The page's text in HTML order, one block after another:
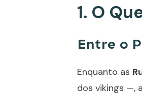
1. O
Entre o
Enquanto as
dos vikings —,